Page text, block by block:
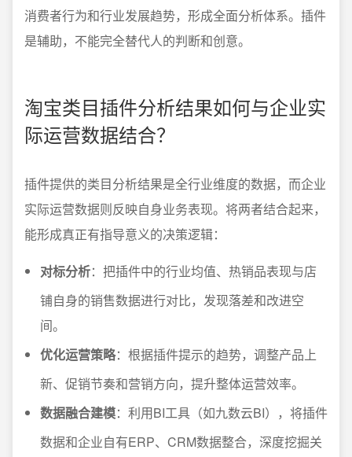
消费者行为和行业发展趋势，形成全面分析体系。插件
是辅助，不能完全替代人的判断和创意。
淘宝类目插件分析结果如何与企业实
际运营数据结合？
插件提供的类目分析结果是全行业维度的数据，而企业
实际运营数据则反映自身业务表现。将两者结合起来，
能形成真正有指导意义的决策逻辑：
对标分析：把插件中的行业均值、热销品表现与店
铺自身的销售数据进行对比，发现落差和改进空
间。
优化运营策略：根据插件提示的趋势，调整产品上
新、促销节奏和营销方向，提升整体运营效率。
数据融合建模：利用BI工具（如九数云BI），将插件
数据和企业自有ERP、CRM数据整合，深度挖掘关